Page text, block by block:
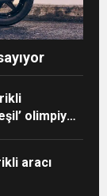
olimpiyat
aracı